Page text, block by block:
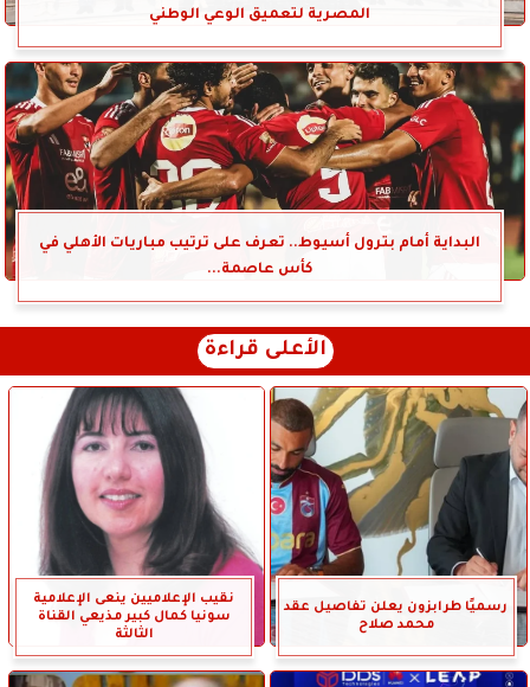
المصرية لتعميق الوعي الوطني
البداية أمام بترول أسيوط.. تعرف على ترتيب مباريات الأهلي في
كأس عاصمة...
الأعلى قراءة
رسميًا طرابزون يعلن تفاصيل عقد
محمد صلاح
نقيب الإعلاميين ينعى الإعلامية
سونيا كمال كبير مذيعي القناة
الثالثة